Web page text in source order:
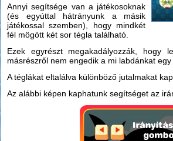
Annyi segítsége van a játékosoknak
(és egyúttal hátrányunk a másik
játékossal szemben), hogy mindkét
fél mögött két sor tégla található.
Ezek egyrészt megakadályozzák, hogy
másrészről nem engedik a mi labdánkat
A téglákat eltalálva különböző jutalmakat
Az alábbi képen kaphatunk segítséget az